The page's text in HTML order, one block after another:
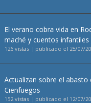
El verano cobra vida en
maché y cuentos infantiles
126 vistas | publicado el 25/07/
Actualizan sobre el abasto
Cienfuegos
152 vistas | publicado el 12/07/